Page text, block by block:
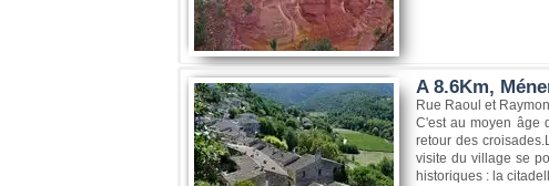
A 8.6Km,
Rue Raoul et
C'est au moyen âge
retour des
visite du village se
historiques : la